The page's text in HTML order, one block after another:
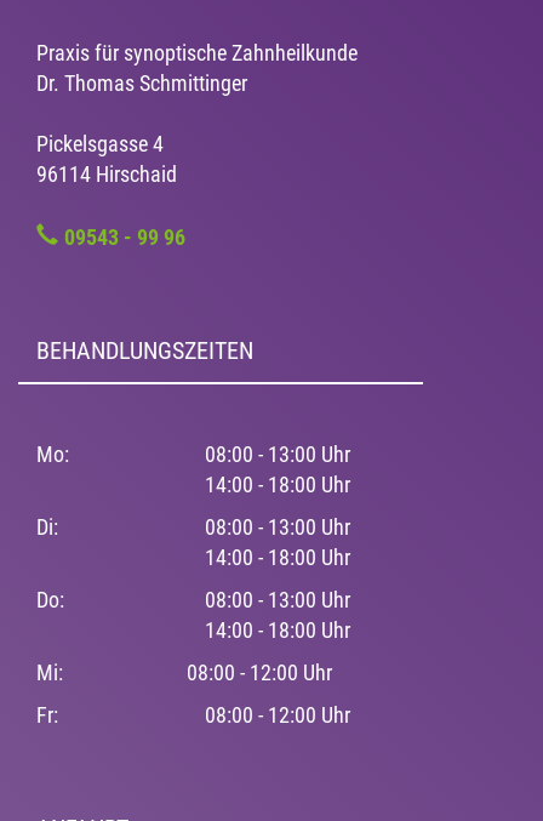
Praxis für synoptische Zahnheilkunde
Dr. Thomas Schmittinger
Pickelsgasse 4
96114 Hirschaid
09543 - 99 96
BEHANDLUNGSZEITEN
Mo:
08:00 - 13:00 Uhr
14:00 - 18:00 Uhr
Di:
08:00 - 13:00 Uhr
14:00 - 18:00 Uhr
Do:
08:00 - 13:00 Uhr
14:00 - 18:00 Uhr
Mi:
08:00 - 12:00 Uhr
Fr:
08:00 - 12:00 Uhr